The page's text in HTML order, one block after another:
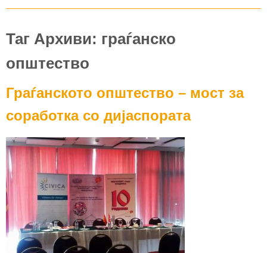
Таг Архиви: граѓанско
општество
Граѓанското општество – мост за
соработка со дијаспората